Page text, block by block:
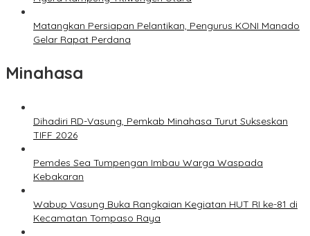
Matangkan Persiapan Pelantikan, Pengurus KONI Manado
Gelar Rapat Perdana
Minahasa
Dihadiri RD-Vasung, Pemkab Minahasa Turut Sukseskan
TIFF 2026
Pemdes Sea Tumpengan Imbau Warga Waspada
Kebakaran
Wabup Vasung Buka Rangkaian Kegiatan HUT RI ke-81 di
Kecamatan Tompaso Raya